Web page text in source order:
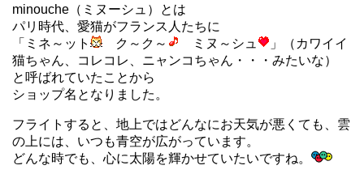
minouche（ミヌーシュ）とは
パリ時代、愛猫がフランス人たちに
「ミネ～ット
ク～ク～ ミヌ～シュ
」（カワイイ
猫ちゃん、コレコレ、ニャンコちゃん・・・みたいな）
と呼ばれていたことから
ショップ名となりました。
フライトすると、地上ではどんなにお天気が悪くても、雲
の上には、いつも青空が広がっています。
どんな時でも、心に太陽を輝かせていたいですね。